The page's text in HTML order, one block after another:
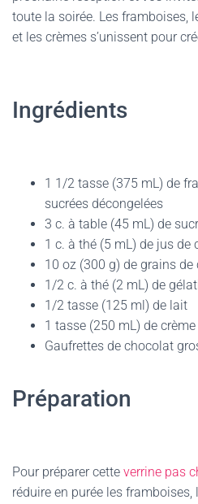
toute la soirée. Les framboises,
et les crèmes s’unissent pour
Ingrédients
1 1/2 tasse (375 mL) de
sucrées décongelées
3 c. à table (45 mL) de
1 c. à thé (5 mL) de jus
10 oz (300 g) de grains
1/2 c. à thé (2 mL) de
1/2 tasse (125 ml) de lait
1 tasse (250 mL) de crème
Gaufrettes de chocolat
Préparation
Pour préparer cette verrine pas
réduire en purée les